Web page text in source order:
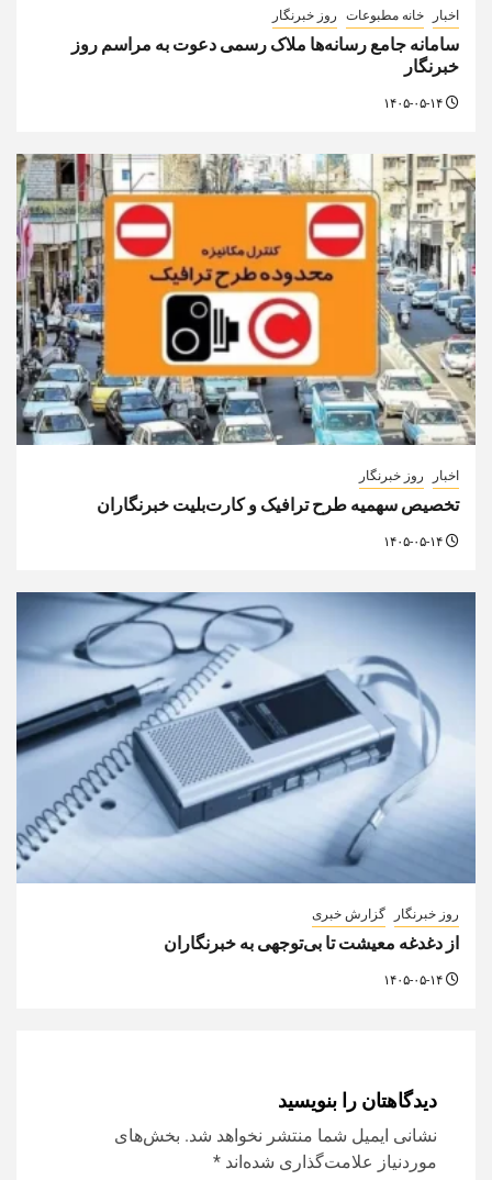
اخبار خانه مطبوعات روز خبرنگار
سامانه جامع رسانه‌ها ملاک رسمی دعوت به مراسم روز
خبرنگار
اخبار روز خبرنگار
تخصیص سهمیه طرح ترافیک و کارت‌بلیت خبرنگاران
روز خبرنگار گزارش خبری
از دغدغه معیشت تا بی‌توجهی به خبرنگاران
دیدگاهتان را بنویسید
نشانی ایمیل شما منتشر نخواهد شد. بخش‌های
موردنیاز علامت‌گذاری شده‌اند *